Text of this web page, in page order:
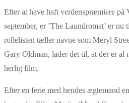
Efter at have haft verdenspræmiere på
september, er ’The Laundromat’ er
rollelisten tæller navne som Meryl
Gary Oldman, lader det til, at der er al
herlig film.
Efter en ferie med hendes ægtemand